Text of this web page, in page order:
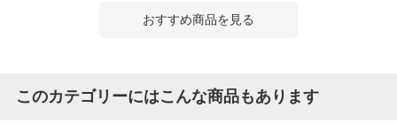
おすすめ商品を見る
このカテゴリーにはこんな商品もあります